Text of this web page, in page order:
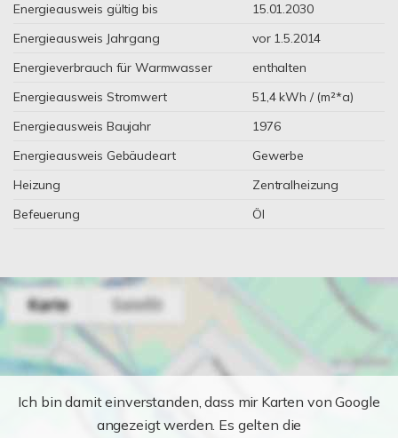
Energieausweis gültig bis
15.01.2030
Energieausweis Jahrgang
vor 1.5.2014
Energieverbrauch für Warmwasser
enthalten
Energieausweis Stromwert
51,4 kWh / (m²*a)
Energieausweis Baujahr
1976
Energieausweis Gebäudeart
Gewerbe
Heizung
Zentralheizung
Befeuerung
Öl
Ich bin damit einverstanden, dass mir Karten von Google
angezeigt werden. Es gelten die